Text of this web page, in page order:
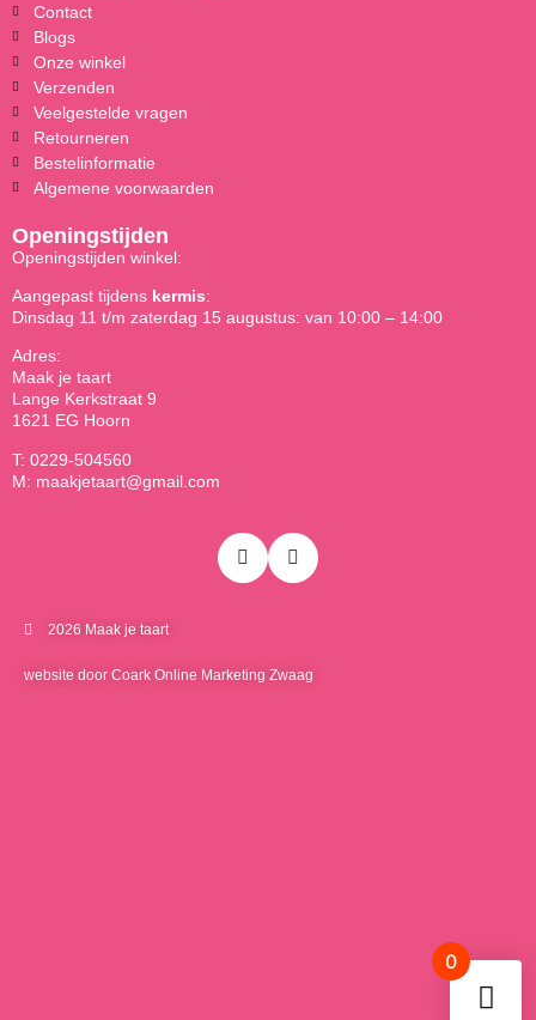
Contact
Blogs
Onze winkel
Verzenden
Veelgestelde vragen
Retourneren
Bestelinformatie
Algemene voorwaarden
Openingstijden
Openingstijden winkel:
Aangepast tijdens kermis:
Dinsdag 11 t/m zaterdag 15 augustus: van 10:00 – 14:00
Adres:
Maak je taart
Lange Kerkstraat 9
1621 EG Hoorn
T: 0229-504560
M: maakjetaart@gmail.com
2026 Maak je taart
website door Coark Online Marketing Zwaag
0